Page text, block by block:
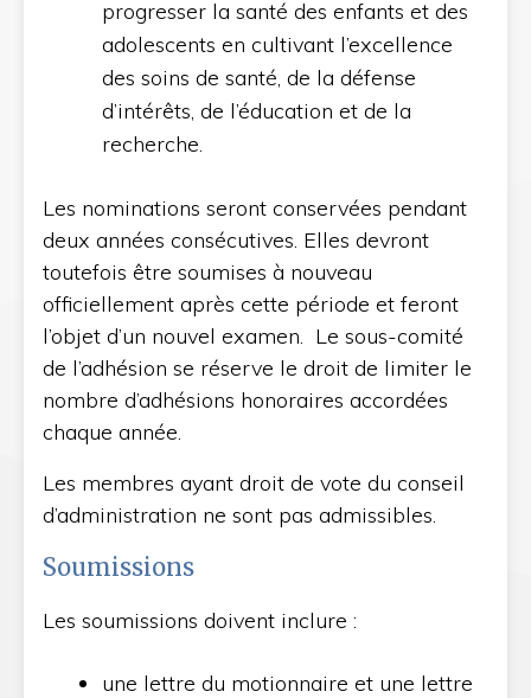
progresser la santé des enfants et des
adolescents en cultivant l’excellence
des soins de santé, de la défense
d’intérêts, de l’éducation et de la
recherche.
Les nominations seront conservées pendant
deux années consécutives. Elles devront
toutefois être soumises à nouveau
officiellement après cette période et feront
l’objet d’un nouvel examen. Le sous-comité
de l’adhésion se réserve le droit de limiter le
nombre d’adhésions honoraires accordées
chaque année.
Les membres ayant droit de vote du conseil
d’administration ne sont pas admissibles.
Soumissions
Les soumissions doivent inclure :
une lettre du motionnaire et une lettre